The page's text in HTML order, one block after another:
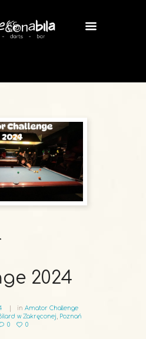
2024
in Amator Challenge
w Zakręconej
Poznań
0 0